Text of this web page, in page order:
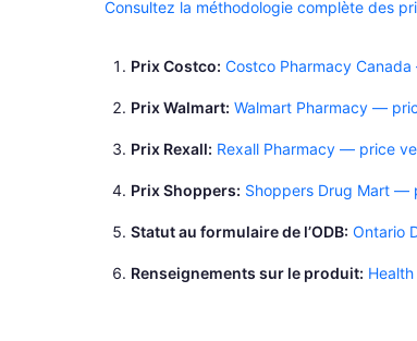
Consultez la méthodologie complète des
Prix Costco Costco Pharmacy
Prix Walmart Walmart Pharmacy —
Prix Rexall Rexall Pharmacy — price
Prix Shoppers Shoppers Drug Mart —
Statut au formulaire de l’ODB Ontario
Renseignements sur le produit